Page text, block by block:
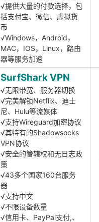
√提供大量的付款选择，包
括支付宝、微信、虚拟货
币
√Windows，Android，
MAC，IOS，Linux，路由
器等服务加速
SurfShark VPN
√无限带宽、服务器切换
√完美解锁Netflix、迪士
尼、Hulu等流媒体
√支持Wireguard加密协议
√其特有的Shadowsocks
VPN协议
√安全的管辖权和无日志政
策
√43多个国家160台服务
器
√支持中文
√不限设备数量
√信用卡、PayPal支付,、